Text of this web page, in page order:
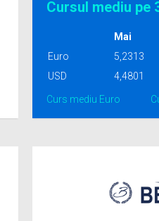
Cursul mediu pe
Mai
Euro
5,2313
USD
4,4801
Curs mediu Euro